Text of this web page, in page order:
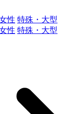
性 特殊・大型
性 特殊・大型